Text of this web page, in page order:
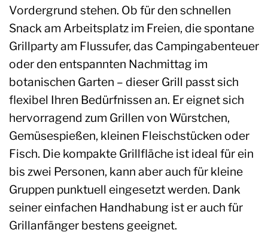
Vordergrund stehen. Ob für den schnellen
Snack am Arbeitsplatz im Freien, die spontane
Grillparty am Flussufer, das Campingabenteuer
oder den entspannten Nachmittag im
botanischen Garten – dieser Grill passt sich
flexibel Ihren Bedürfnissen an. Er eignet sich
hervorragend zum Grillen von Würstchen,
Gemüsespießen, kleinen Fleischstücken oder
Fisch. Die kompakte Grillfläche ist ideal für ein
bis zwei Personen, kann aber auch für kleine
Gruppen punktuell eingesetzt werden. Dank
seiner einfachen Handhabung ist er auch für
Grillanfänger bestens geeignet.